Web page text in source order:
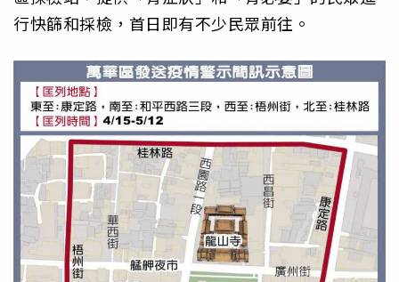
行快篩和採檢，首日即有不少民眾前往。